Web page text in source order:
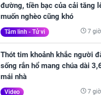
đường, tiền bạc của cải tăng
muốn nghèo cũng khó
Tâm linh - Tử vi 7 giờ
Thót tim khoảnh khắc người
sống rắn hổ mang chúa dài
mái nhà
Video 7 giờ